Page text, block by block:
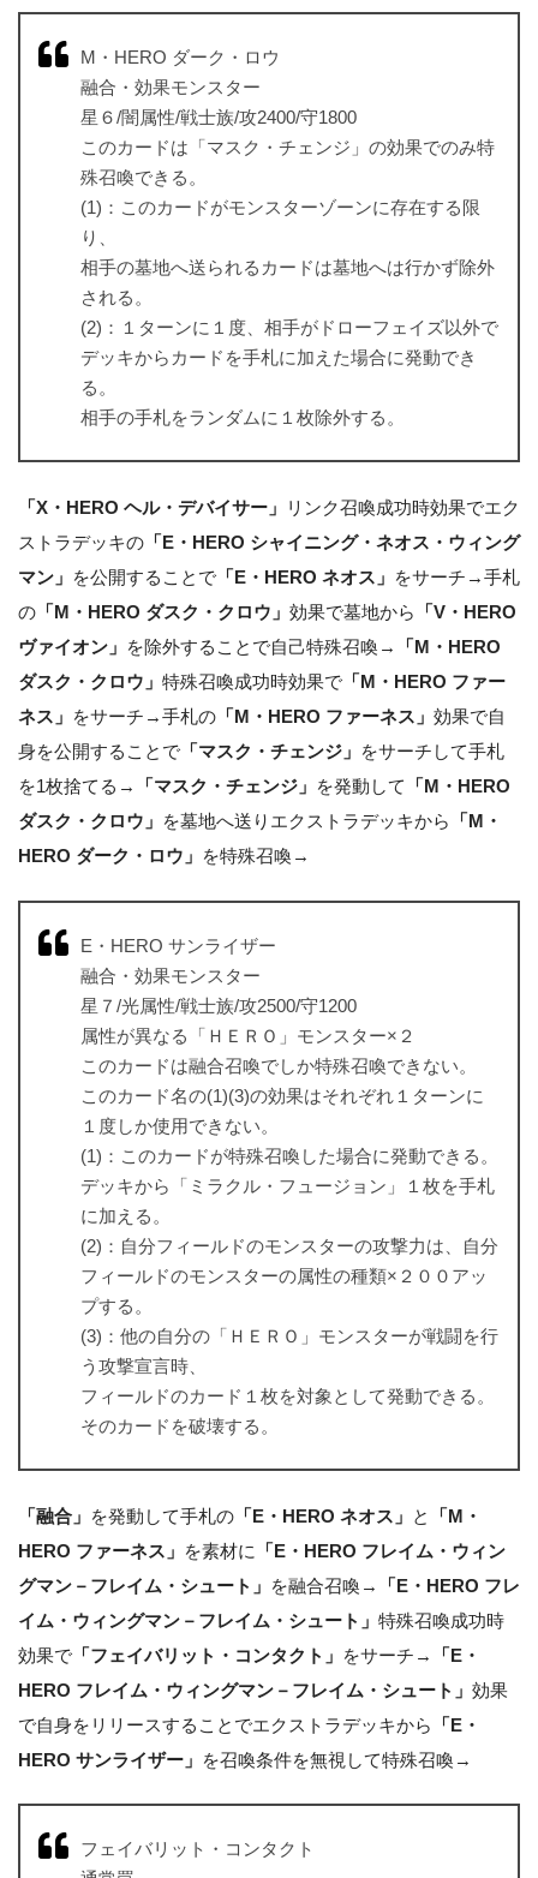
M・HERO ダーク・ロウ
融合・効果モンスター
星６/闇属性/戦士族/攻2400/守1800
このカードは「マスク・チェンジ」の効果でのみ特
殊召喚できる。
(1)：このカードがモンスターゾーンに存在する限
り、
相手の墓地へ送られるカードは墓地へは行かず除外
される。
(2)：１ターンに１度、相手がドローフェイズ以外で
デッキからカードを手札に加えた場合に発動でき
る。
相手の手札をランダムに１枚除外する。
「X・HERO ヘル・デバイサー」
リンク召喚成功時効果でエク
ストラデッキの 「E・HERO シャイニング・ネオス・ウィング
マン」 を公開することで 「E・HERO ネオス」 をサーチ→手札
の 「M・HERO ダスク・クロウ」 効果で墓地から
「V・HERO
ヴァイオン」 を除外することで自己特殊召喚→
「M・HERO
ダスク・クロウ」 特殊召喚成功時効果で 「M・HERO ファー
ネス」 をサーチ→手札の 「M・HERO ファーネス」 効果で自
身を公開することで 「マスク・チェンジ」 をサーチして手札
を1枚捨てる→
「マスク・チェンジ」 を発動して
「M・HERO
ダスク・クロウ」 を墓地へ送りエクストラデッキから
「M・
HERO ダーク・ロウ」 を特殊召喚→
E・HERO サンライザー
融合・効果モンスター
星７/光属性/戦士族/攻2500/守1200
属性が異なる「ＨＥＲＯ」モンスター×２
このカードは融合召喚でしか特殊召喚できない。
このカード名の(1)(3)の効果はそれぞれ１ターンに
１度しか使用できない。
(1)：このカードが特殊召喚した場合に発動できる。
デッキから「ミラクル・フュージョン」１枚を手札
に加える。
(2)：自分フィールドのモンスターの攻撃力は、自分
フィールドのモンスターの属性の種類×２００アッ
プする。
(3)：他の自分の「ＨＥＲＯ」モンスターが戦闘を行
う攻撃宣言時、
フィールドのカード１枚を対象として発動できる。
そのカードを破壊する。
「融合」 を発動して手札の 「E・HERO ネオス」 と
「M・
HERO ファーネス」 を素材に
「E・HERO フレイム・ウィン
グマン－フレイム・シュート」 を融合召喚→
「E・HERO フレ
イム・ウィングマン－フレイム・シュート」 特殊召喚成功時
効果で 「フェイバリット・コンタクト」 をサーチ→
「E・
HERO フレイム・ウィングマン－フレイム・シュート」 効果
で自身をリリースすることでエクストラデッキから
「E・
HERO サンライザー」 を召喚条件を無視して特殊召喚→
フェイバリット・コンタクト